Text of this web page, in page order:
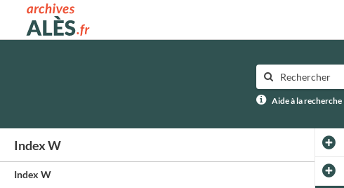
Archives municipales d'Alès
Aide à la recherche
Index W
Index W